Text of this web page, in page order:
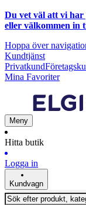
Du vet väl att vi har
eller välkommen in
Hoppa över
Kundtjänst
Privatkund
Mina Favoriter
Meny
Hitta butik
Logga in
Kundvagn